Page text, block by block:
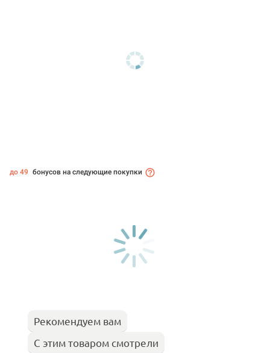
до 49 бонусов на следующие покупки
Рекомендуем вам
С этим товаром смотрели